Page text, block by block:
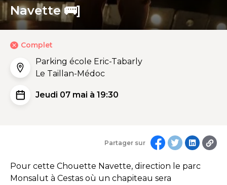
Complet
Parking école Eric-Tabarly
Le Taillan-Médoc
Jeudi 07 mai à 19:30
Navette 🚌]
Partager sur
Pour cette Chouette Navette, direction le parc
Monsalut à Cestas où un chapiteau sera